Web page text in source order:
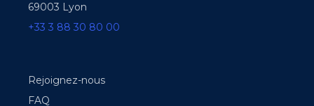
69003 Lyon
+33 3 88 30 80 00
Rejoignez-nous
FAQ